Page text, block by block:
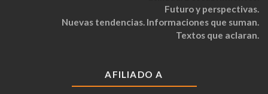
Futuro y perspectivas.
Nuevas tendencias. Informaciones que suman.
Textos que aclaran.
AFILIADO A